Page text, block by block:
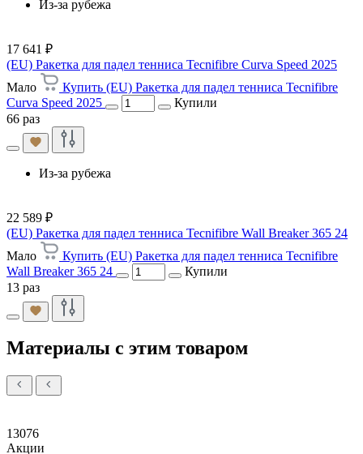
Из-за рубежа
17 641 ₽
(EU) Ракетка для падел тенниса Tecnifibre Curva Speed 2025
Мало
Купить (EU) Ракетка для падел тенниса Tecnifibre
Curva Speed 2025
Купили
66 раз
Из-за рубежа
22 589 ₽
(EU) Ракетка для падел тенниса Tecnifibre Wall Breaker 365 24
Мало
Купить (EU) Ракетка для падел тенниса Tecnifibre
Wall Breaker 365 24
Купили
13 раз
Материалы с этим товаром
13076
Акции